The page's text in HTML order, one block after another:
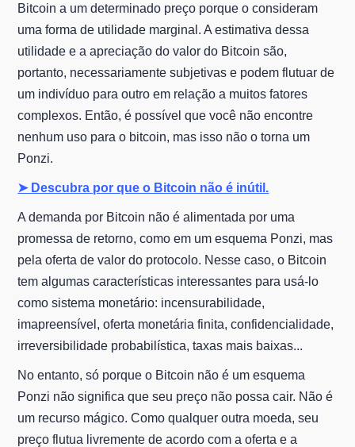
Bitcoin a um determinado preço porque o consideram
uma forma de utilidade marginal. A estimativa dessa
utilidade e a apreciação do valor do Bitcoin são,
portanto, necessariamente subjetivas e podem flutuar de
um indivíduo para outro em relação a muitos fatores
complexos. Então, é possível que você não encontre
nenhum uso para o bitcoin, mas isso não o torna um
Ponzi.
➤ Descubra por que o Bitcoin não é inútil.
A demanda por Bitcoin não é alimentada por uma
promessa de retorno, como em um esquema Ponzi, mas
pela oferta de valor do protocolo. Nesse caso, o Bitcoin
tem algumas características interessantes para usá-lo
como sistema monetário: incensurabilidade,
imapreensível, oferta monetária finita, confidencialidade,
irreversibilidade probabilística, taxas mais baixas...
No entanto, só porque o Bitcoin não é um esquema
Ponzi não significa que seu preço não possa cair. Não é
um recurso mágico. Como qualquer outra moeda, seu
preço flutua livremente de acordo com a oferta e a